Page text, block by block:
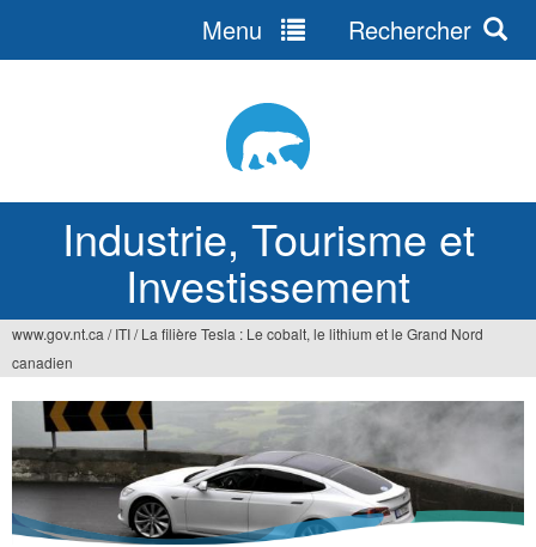
Industrie, Tourisme et
Investissement
Menu Rechercher
Vous
êtes
ici
www.gov.nt.ca / ITI/ La filière Tesla : Le cobalt, le lithium et le Grand Nord
canadien